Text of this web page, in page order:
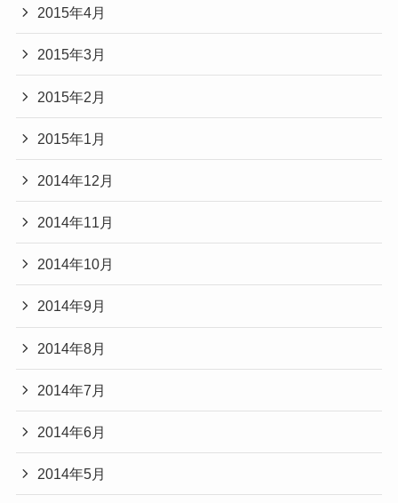
2015年4月
2015年3月
2015年2月
2015年1月
2014年12月
2014年11月
2014年10月
2014年9月
2014年8月
2014年7月
2014年6月
2014年5月